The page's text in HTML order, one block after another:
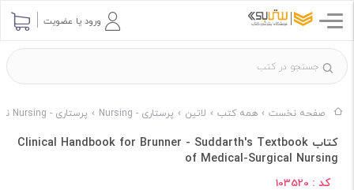
ورود یا عضویت
صفحه نخست همه کتب لاتین پرستاری - Nursing پرستاری - Nursing ناشر Wolters Kluwer
کتاب Clinical Handbook for Brunner - Suddarth's Textbook
of Medical-Surgical Nursing
کد : 103520